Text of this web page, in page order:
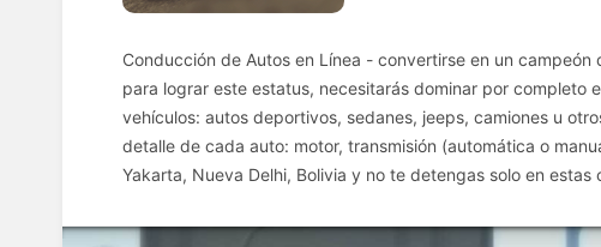
Conducción de Autos en Línea - convertirse en un
para lograr este estatus, necesitarás dominar por completo
vehículos: autos deportivos, sedanes, jeeps, camiones u
detalle de cada auto: motor, transmisión (automática o
Yakarta, Nueva Delhi, Bolivia y no te detengas solo en estas